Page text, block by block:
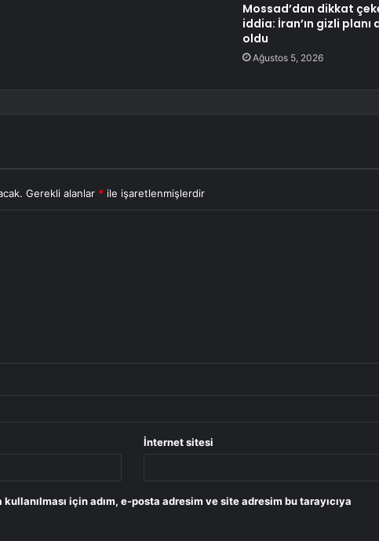
Mossad’dan dikkat
iddia: İran’ın gizli planı
oldu
Ağustos 5, 2026
Gerekli alanlar * ile işaretlenmişlerdir
İnternet sitesi
için adım, e-posta adresim ve site adresim bu tarayıcıya